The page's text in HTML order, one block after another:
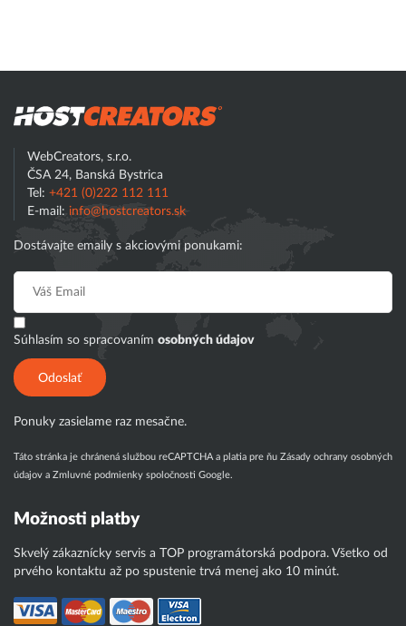
WebCreators, s.r.o.
ČSA 24, Banská Bystrica
Tel: +421 (0)222 112 111
E-mail: info@hostcreators.sk
Dostávajte emaily s akciovými ponukami:
Súhlasím so spracovaním osobných údajov
Odoslať
Ponuky zasielame raz mesačne.
Táto stránka je chránená službou reCAPTCHA a platia pre ňu Zásady ochrany osobných
údajov a Zmluvné podmienky spoločnosti Google.
Možnosti platby
Skvelý zákaznícky servis a TOP programátorská podpora. Všetko od
prvého kontaktu až po spustenie trvá menej ako 10 minút.